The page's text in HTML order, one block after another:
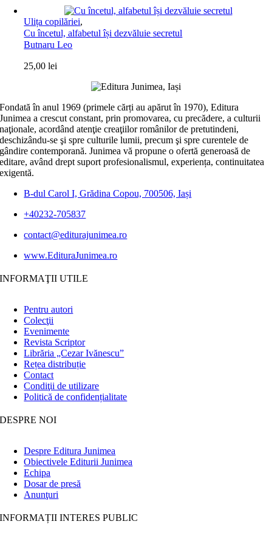
Ulița copilăriei,
Cu încetul, alfabetul își dezvăluie secretul
Butnaru Leo
25,00lei
Fondată în anul 1969 (primele cărți au apărut în 1970), Editura
Junimea a crescut constant, prin promovarea, cu precădere, a culturii
naţionale, acordând atenţie creaţiilor românilor de pretutindeni,
deschizându-se şi spre culturile lumii, precum şi spre curentele de
gândire contemporană. Junimea vă propune o ofertă generoasă de
editare, având drept suport profesionalismul, experiența, continuitatea
exigentă.
B-dul Carol I, Grădina Copou, 700506, Iași
+40232-705837
contact@editurajunimea.ro
www.EdituraJunimea.ro
INFORMAŢII UTILE
Pentru autori
Colecţii
Evenimente
Revista Scriptor
Librăria „Cezar Ivănescu”
Rețea distribuție
Contact
Condiţii de utilizare
Politică de confidențialitate
DESPRE NOI
Despre Editura Junimea
Obiectivele Editurii Junimea
Echipa
Dosar de presă
Anunţuri
INFORMAȚII INTERES PUBLIC